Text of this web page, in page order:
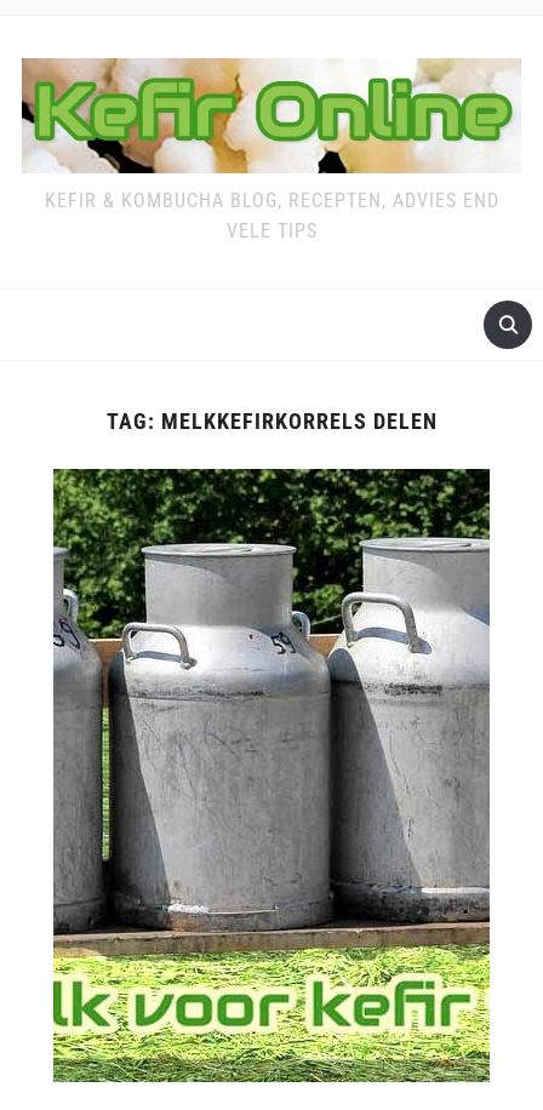
KEFIR & KOMBUCHA BLOG, RECEPTEN, ADVIES END
VELE TIPS
TAG: MELKKEFIRKORRELS DELEN